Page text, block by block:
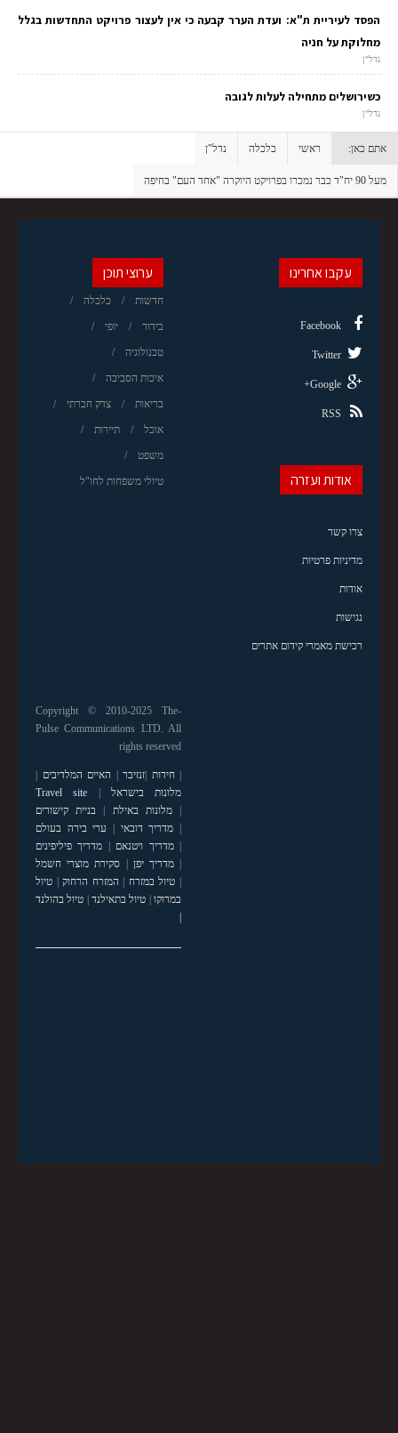
הפסד לעיריית ת"א: ועדת הערר קבעה כי אין לעצור פרויקט התחדשות בגלל
מחלוקת על חניה
נדל"ן
כשירושלים מתחילה לעלות לגובה
נדל"ן
אתם כאן: ראשי כלכלה נדל"ן
מעל 90 יח"ד כבר נמכרו בפרויקט היוקרה "אחד העם" בחיפה
ערוצי תוכן
חדשות כלכלה
בידור יופי
טכנולוגיה
איכות הסביבה
בריאות צדק חברתי
אוכל תיירות
משפט
טיולי משפחות לחו"ל
עקבו אחרינו
Facebook
Twitter
Google+
RSS
אודות ועזרה
צרו קשר
מדיניות פרטיות
אודות
נגישות
רכישת מאמרי קידום אתרים
Copyright © 2010-2025 The-
Pulse Communications LTD. All
rights reserved
|חידות זנזיבר האיים המלדיבים
מלונות בישראל
Travel site
|מלונות באילת
בניית קישורים
מדריך דובאי
ערי בירה בעולם
|מדריך ויטנאם
מדריך פיליפינים
|מדריך יפן
סקירת מוצרי חשמל
טיול במזרח המזרח הרחוק| טיול
במרוקו| טיול בתאילנד| טיול בהולנד